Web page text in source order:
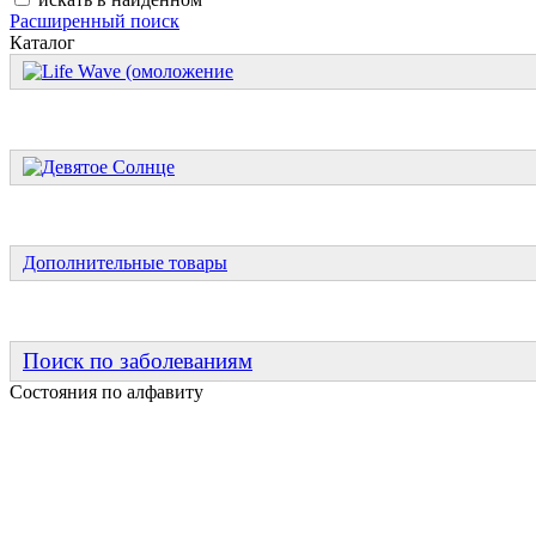
Расширенный поиск
Каталог
Дополнительные товары
Поиск по заболеваниям
Состояния по алфавиту